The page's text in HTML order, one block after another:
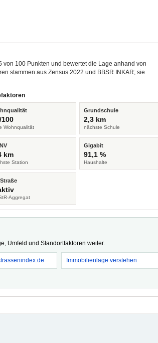
100 Punkten und bewertet die Lage anhand von
stammen aus Zensus 2022 und BBSR INKAR; sie
100
Wohnqualität
Grundschule
2,3 km
nächste Schule
km
Station
Gigabit
91,1 %
Haushalte
Aggregat
Umfeld und Standortfaktoren weiter.
Immobilienlage verstehen